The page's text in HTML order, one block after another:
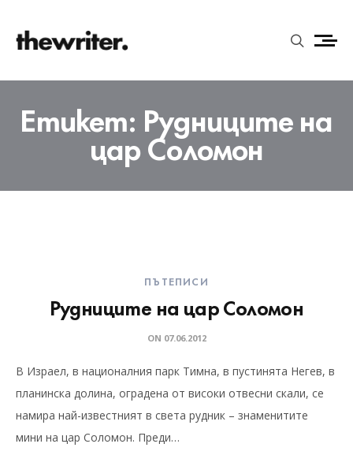
Етикет: Рудниците на
цар Соломон
ПЪТЕПИСИ
Рудниците на цар Соломон
ON 07.06.2012
В Израел, в националния парк Тимна, в пустинята Негев, в
планинска долина, оградена от високи отвесни скали, се
намира най-известният в света рудник – знаменитите
мини на цар Соломон. Преди…